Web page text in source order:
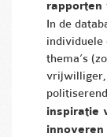
rapporten
In de
individuele
thema’s
vrijwilliger,
inspiratie